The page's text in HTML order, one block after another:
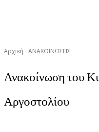
Αρχική ΑΝΑΚΟΙΝΩΣΕΙΣ
Ανακοίνωση του
Αργοστολίου